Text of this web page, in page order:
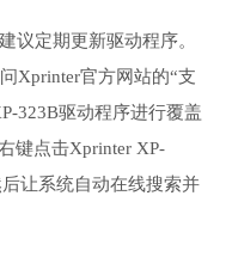
议定期更新驱动程序。
Xprinter官方网站的“支
323B驱动程序进行覆盖
键点击Xprinter XP-
让系统自动在线搜索并